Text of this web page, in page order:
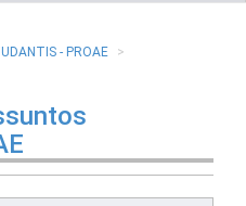
- PROAE